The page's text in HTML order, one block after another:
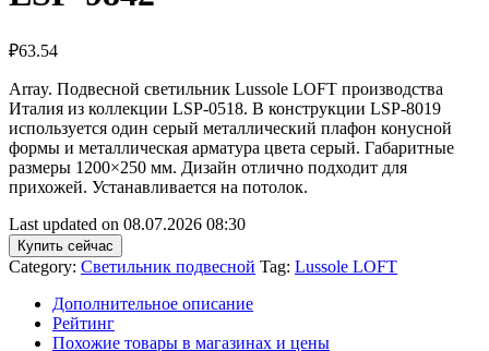
₽63.54
Array. Подвесной светильник Lussole LOFT производства
Италия из коллекции LSP-0518. В конструкции LSP-8019
используется один серый металлический плафон конусной
формы и металлическая арматура цвета серый. Габаритные
размеры 1200×250 мм. Дизайн отлично подходит для
прихожей. Устанавливается на потолок.
Last updated on 08.07.2026 08:30
Купить сейчас
Category: Светильник подвесной Tag: Lussole LOFT
Дополнительное описание
Рейтинг
Похожие товары в магазинах и цены